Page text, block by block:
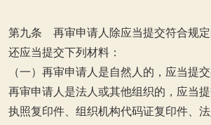
第九条 再审申请人除应当提交符合规定
还应当提交下列材料：
（一）再审申请人是自然人的，应当提
再审申请人是法人或其他组织的，应当
执照复印件、组织机构代码证复印件、